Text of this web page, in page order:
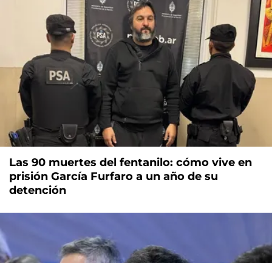
Las 90 muertes del fentanilo: cómo vive en
prisión García Furfaro a un año de su
detención